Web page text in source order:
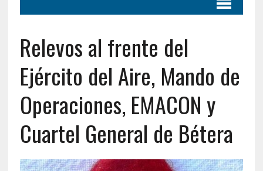
Relevos al frente del
Ejército del Aire, Mando de
Operaciones, EMACON y
Cuartel General de Bétera